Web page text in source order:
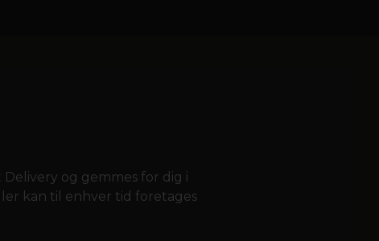
og gemmes for dig i
kan til enhver tid foretages